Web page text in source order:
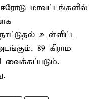
மாவட்டங்களில்
உள்ளிட்ட
89 கிராம
வைக்கப்படும்.